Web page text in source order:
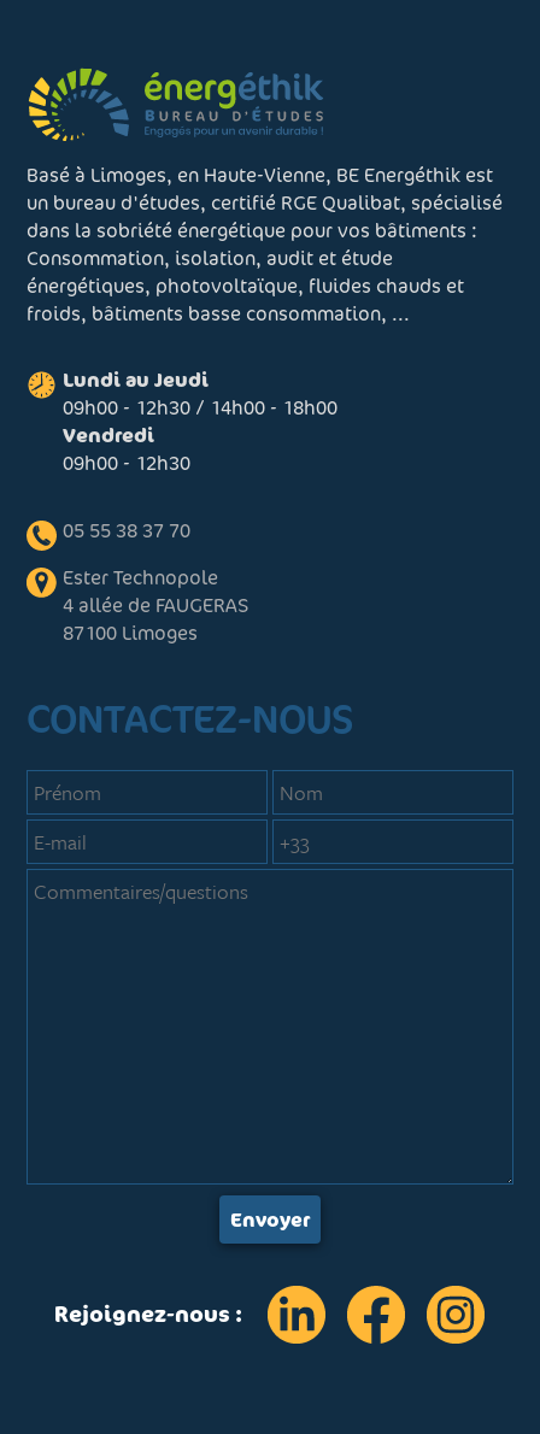
Basé à Limoges, en Haute-Vienne, BE Energéthik est
un bureau d'études, certifié RGE Qualibat, spécialisé
dans la sobriété énergétique pour vos bâtiments :
Consommation, isolation, audit et étude
énergétiques, photovoltaïque, fluides chauds et
froids, bâtiments basse consommation, ...
Lundi au Jeudi
09h00 - 12h30 / 14h00 - 18h00
Vendredi
09h00 - 12h30
05 55 38 37 70
Ester Technopole
4 allée de FAUGERAS
87100 Limoges
CONTACTEZ-NOUS